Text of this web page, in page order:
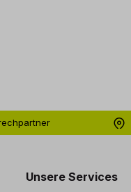
Unsere Services